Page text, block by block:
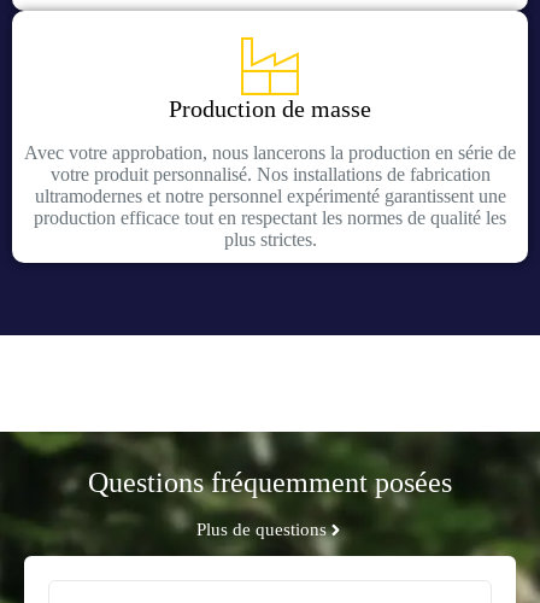
Production de masse
Avec votre approbation, nous lancerons la production en série de
votre produit personnalisé. Nos installations de fabrication
ultramodernes et notre personnel expérimenté garantissent une
production efficace tout en respectant les normes de qualité les
plus strictes.
Questions fréquemment posées
Plus de questions